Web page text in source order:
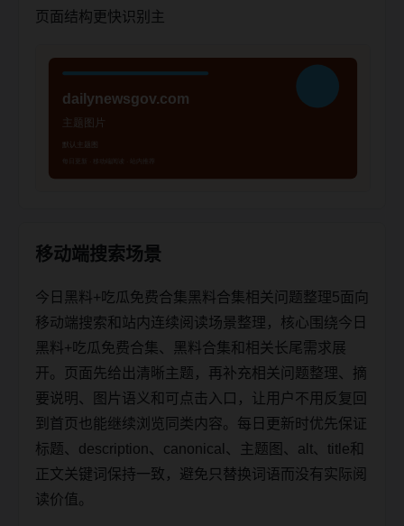
页面结构更快识别主
移动端搜索场景
今日黑料+吃瓜免费合集黑料合集相关问题整理5面向
移动端搜索和站内连续阅读场景整理，核心围绕今日
黑料+吃瓜免费合集、黑料合集和相关长尾需求展
开。页面先给出清晰主题，再补充相关问题整理、摘
要说明、图片语义和可点击入口，让用户不用反复回
到首页也能继续浏览同类内容。每日更新时优先保证
标题、description、canonical、主题图、alt、title和
正文关键词保持一致，避免只替换词语而没有实际阅
读价值。